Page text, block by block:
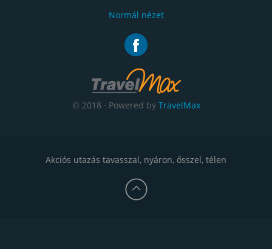
Normál nézet
© 2018 · Powered by TravelMax
Akciós utazás tavasszal, nyáron, ősszel, télen